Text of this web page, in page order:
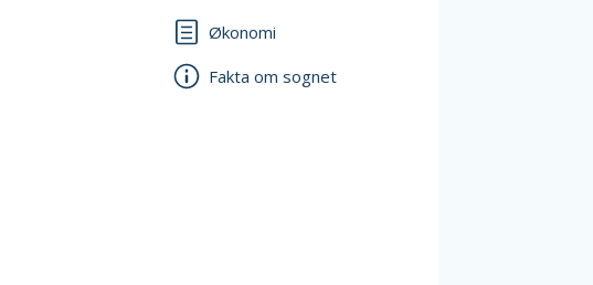
Økonomi
Fakta om sognet